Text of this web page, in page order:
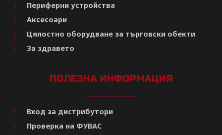
Периферни устройства
Аксесоари
Цялостно оборудване за търговски обекти
За здравето
ПОЛЕЗНА ИНФОРМАЦИЯ
Вход за дистрибутори
Проверка на ФУВАС